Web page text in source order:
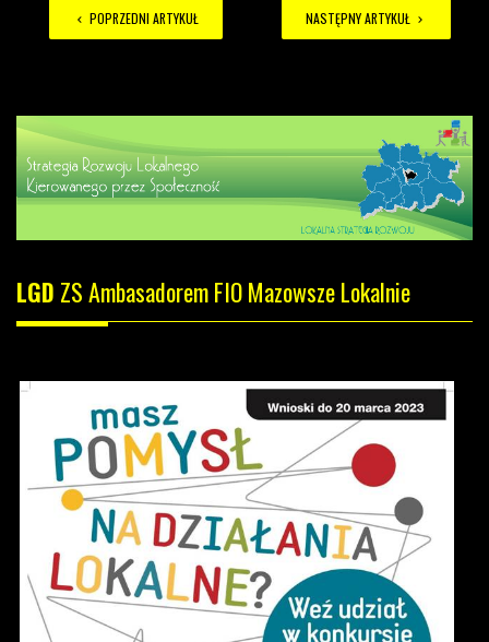
POPRZEDNI ARTYKUŁ NASTĘPNY ARTYKUŁ
LGD ZS Ambasadorem FIO Mazowsze Lokalnie